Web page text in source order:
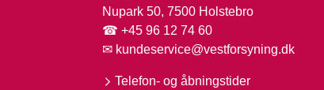
Nupark 50, 7500 Holstebro
☎ +45 96 12 74 60
✉ kundeservice@vestforsyning.dk
Telefon- og åbningstider